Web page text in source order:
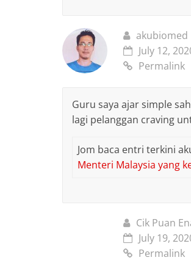
akubiomed
July 12,
Permalink
Guru saya ajar simple
lagi pelanggan craving
Jom baca entri terkini
Menteri Malaysia yang
Cik Puan
July 19,
Permalink